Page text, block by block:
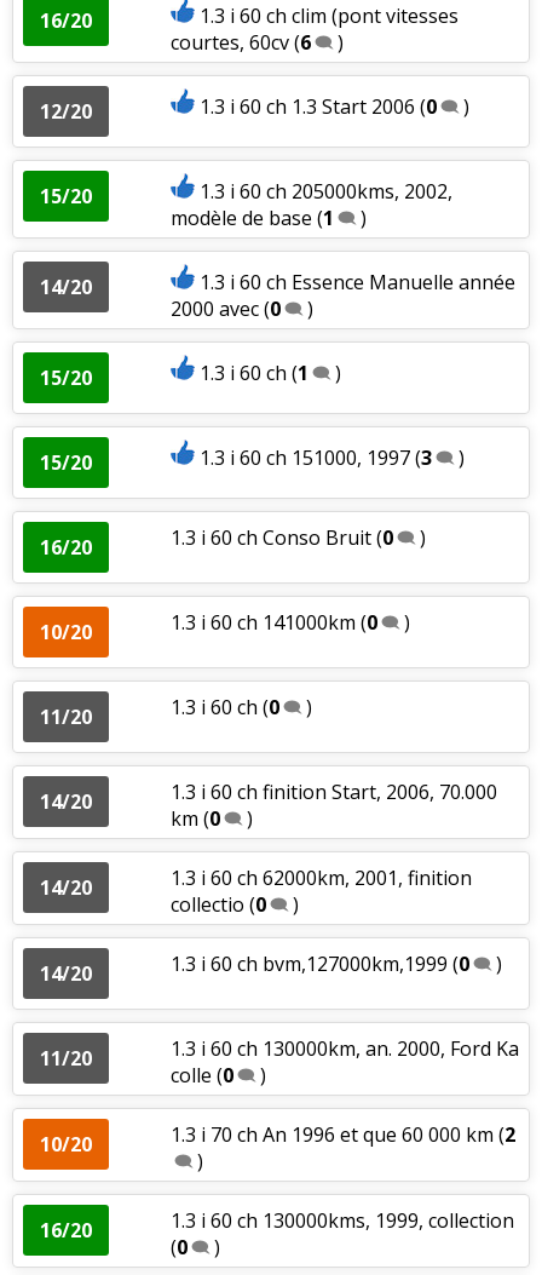
16/20
1.3 i 60 ch clim (pont vitesses
courtes, 60cv(6 )
12/20 1.3 i 60 ch 1.3 Start 2006 (0 )
15/20
1.3 i 60 ch 205000kms, 2002,
modèle de base (1 )
14/20
1.3 i 60 ch Essence Manuelle année
2000 avec(0 )
15/20 1.3 i 60 ch (1 )
15/20 1.3 i 60 ch 151000, 1997(3 )
16/20 1.3 i 60 ch Conso Bruit(0 )
10/20 1.3 i 60 ch 141000km (0 )
11/20 1.3 i 60 ch (0 )
14/20
1.3 i 60 ch finition Start, 2006, 70.000
km (0 )
14/20
1.3 i 60 ch 62000km, 2001, finition
collectio (0 )
14/20 1.3 i 60 ch bvm,127000km,1999 (0 )
11/20
1.3 i 60 ch 130000km, an. 2000, Ford Ka
colle (0 )
10/20 1.3 i 70 ch An 1996 et que 60 000 km (2
)
16/20
1.3 i 60 ch 130000kms, 1999, collection
(0 )